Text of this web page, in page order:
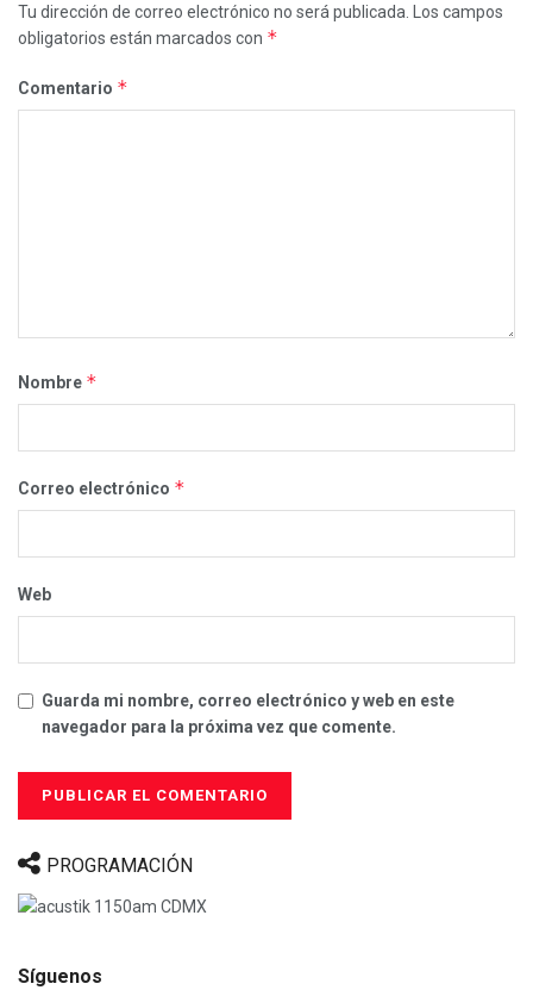
Tu dirección de correo electrónico no será publicada.
Los campos
obligatorios están marcados con *
Comentario *
Nombre *
Correo electrónico *
Web
Guarda mi nombre, correo electrónico y web en este
navegador para la próxima vez que comente.
PROGRAMACIÓN
Síguenos